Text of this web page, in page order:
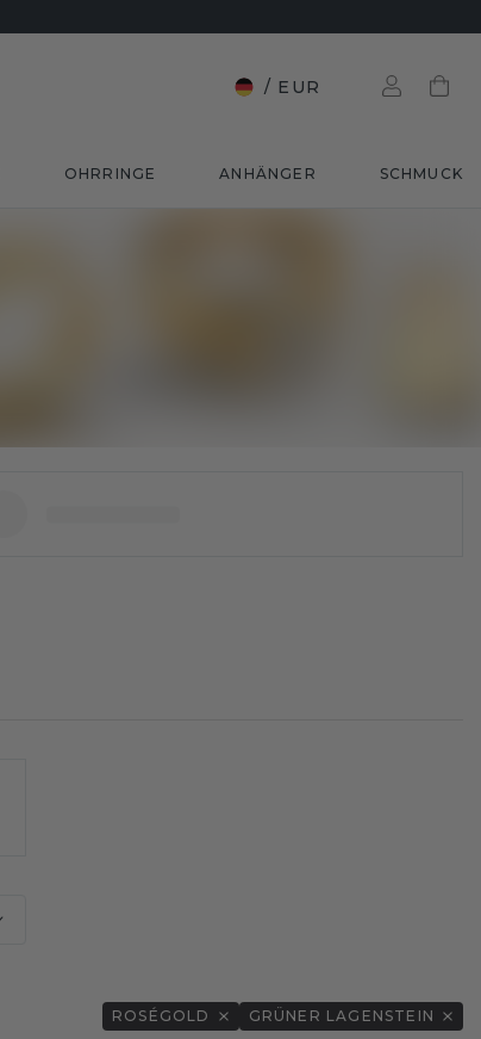
/ EUR
OHRRINGE ANHÄNGER SCHMUCK
ROSÉGOLD GRÜNER LAGENSTEIN